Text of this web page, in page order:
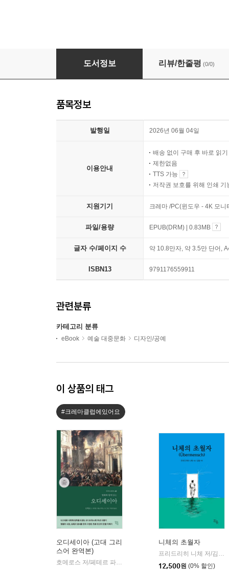
못생긴 디자인의 기억법, 어색함이 브랜드가 되
도서정보 리뷰/한줄평 (0/0)
품목정보
발행일 2026년 06월 04일
이용안내
배송 없이 구매 후 바로 읽기
제한없음
TTS 가능
저작권 보호를 위해 인쇄 기
지원기기 크레마 /PC(윈도우 - 4K 모
파일/용량 EPUB(DRM) | 0.83MB
글자 수/페이지 수 약 10.8만자, 약 3.5만 단어,
ISBN13 9791176559911
관련분류
카테고리 분류
eBook 예술 대중문화 디자인/공예
이 상품의 태그
#크레마클럽에있어요
오디세이아 (고대 그리
스어 완역본)
| 현대지성
니체의 초월자
12,500원 (0% 할인)